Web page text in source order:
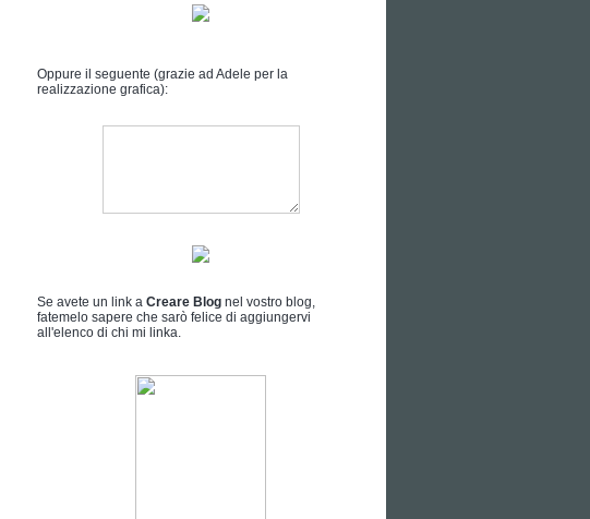
Oppure il seguente (grazie ad Adele per la
realizzazione grafica):
Se avete un link a Creare Blog nel vostro blog,
fatemelo sapere che sarò felice di aggiungervi
all'elenco di chi mi linka.